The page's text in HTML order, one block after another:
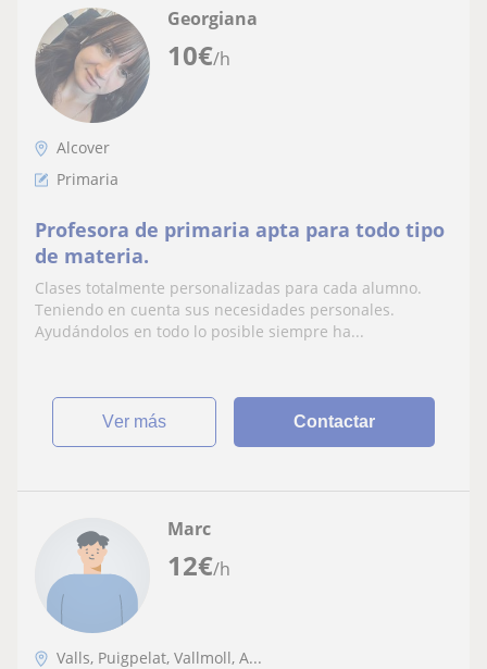
10€/h
Georgiana
Alcover
Primaria
Profesora de primaria apta para todo tipo
de materia.
Clases totalmente personalizadas para cada alumno.
Teniendo en cuenta sus necesidades personales.
Ayudándolos en todo lo posible siempre ha...
ver más Contactar
12€/h
Marc
Valls, Puigpelat, Vallmoll, A...